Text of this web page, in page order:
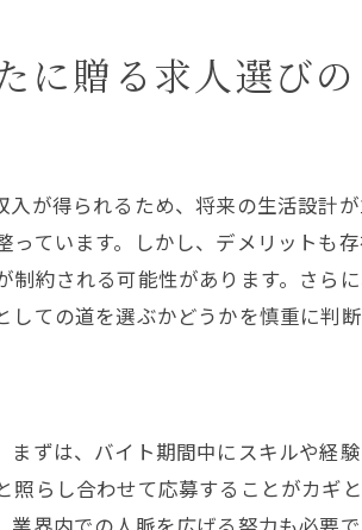
ビジョンを理解する
を知るためのヒント
択肢を広げる
性を理解する
ア形成の考え方
種に挑戦する
に贈る求人選びの
が得られるため、将来の生活設計
ています。しかし、デメリットも
約される可能性があります。さら
ての道を選ぶかどうかを慎重に判断
ずは、バイト期間中にスキルや経
らし合わせて応募することがカギ